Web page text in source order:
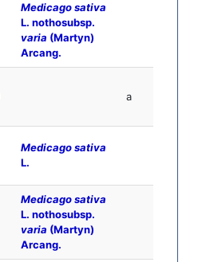
Medicago sativa
L. nothosubsp.
varia (Martyn)
Arcang.
a
Medicago sativa
L.
Medicago sativa
L. nothosubsp.
varia (Martyn)
Arcang.